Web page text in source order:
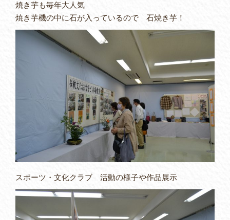
焼き芋も毎年大人気
焼き芋機の中に石が入っているので 石焼き芋！
スポーツ・文化クラブ 活動の様子や作品展示